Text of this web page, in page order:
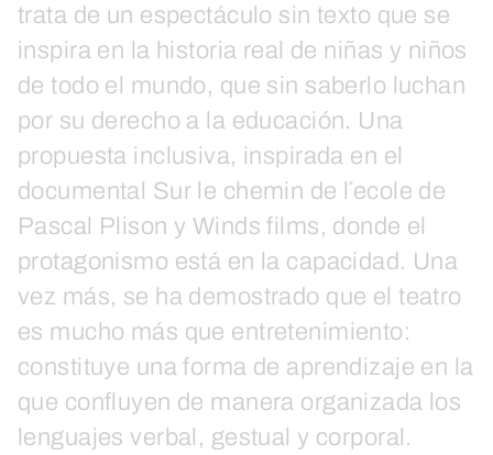
trata de un espectáculo sin texto que se
inspira en la historia real de niñas y niños
de todo el mundo, que sin saberlo luchan
por su derecho a la educación. Una
propuesta inclusiva, inspirada en el
documental Sur le chemin de l´ecole de
Pascal Plison y Winds films, donde el
protagonismo está en la capacidad. Una
vez más, se ha demostrado que el teatro
es mucho más que entretenimiento:
constituye una forma de aprendizaje en la
que confluyen de manera organizada los
lenguajes verbal, gestual y corporal.